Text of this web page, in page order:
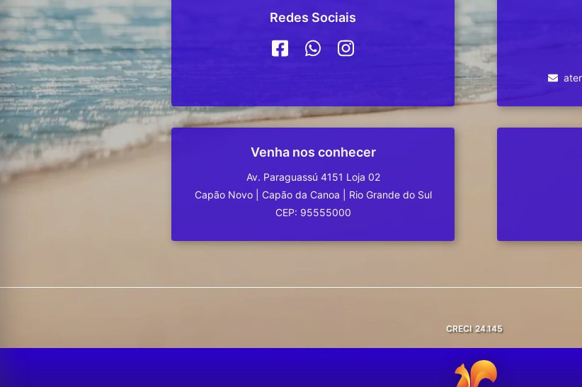
Redes Sociais
Venha nos conhecer
Av. Paraguassú 4151 Loja 02
Capão Novo
Capão da Canoa
Rio Grande do Sul
CEP: 95555000
CRECI 24.145